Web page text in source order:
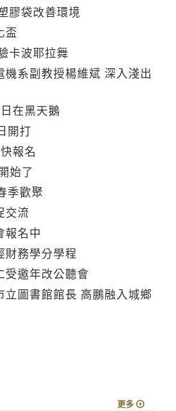
膠袋改善環境
盃
卡波耶拉舞
系副教授楊維斌 深入淺出
在黑天鵝
開打
報名
始了
季歡聚
交流
報名中
務學分學程
邀年改公聽會
圖書館館長 高鵬融入城鄉
更多